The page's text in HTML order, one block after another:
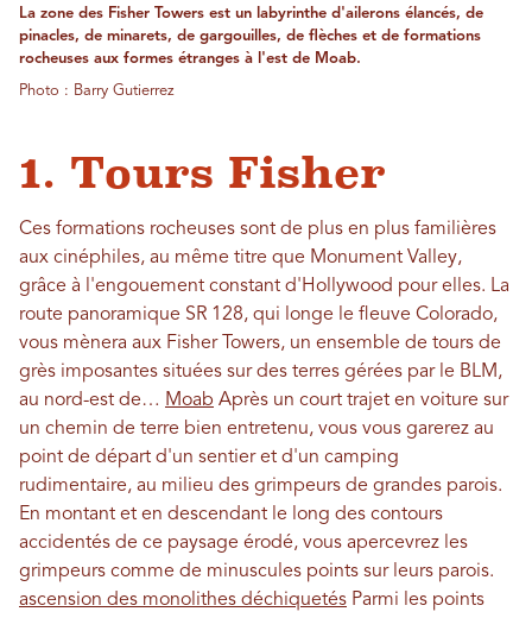
La zone des Fisher Towers est un labyrinthe d'ailerons élancés, de
pinacles, de minarets, de gargouilles, de flèches et de formations
rocheuses aux formes étranges à l'est de Moab.
Photo : Barry Gutierrez
1. Tours Fisher
Ces formations rocheuses sont de plus en plus familières
aux cinéphiles, au même titre que Monument Valley,
grâce à l'engouement constant d'Hollywood pour elles. La
route panoramique SR 128, qui longe le fleuve Colorado,
vous mènera aux Fisher Towers, un ensemble de tours de
grès imposantes situées sur des terres gérées par le BLM,
au nord-est de… Moab Après un court trajet en voiture sur
un chemin de terre bien entretenu, vous vous garerez au
point de départ d'un sentier et d'un camping
rudimentaire, au milieu des grimpeurs de grandes parois.
En montant et en descendant le long des contours
accidentés de ce paysage érodé, vous apercevrez les
grimpeurs comme de minuscules points sur leurs parois.
ascension des monolithes déchiquetés Parmi les points